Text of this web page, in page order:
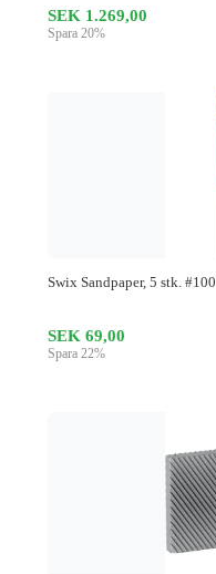
SEK 1.269,00
Spara 20%
Swix Sandpaper, 5 stk. #100
SEK 69,00
Spara 22%